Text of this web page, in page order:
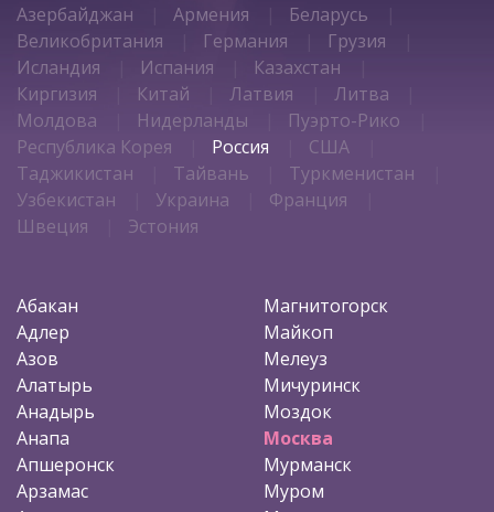
Азербайджан Армения
Беларусь
Великобритания
Германия
Грузия
Исландия
Испания
Казахстан
Киргизия
Китай Латвия
Литва
Молдова
Нидерланды
Пуэрто-Рико
Республика Корея
Россия
США
Таджикистан
Тайвань
Туркменистан
Узбекистан
Украина
Франция
Швеция
Эстония
Абакан
Адлер
Азов
Алатырь
Анадырь
Анапа
Апшеронск
Арзамас
Магнитогорск
Майкоп
Мелеуз
Мичуринск
Моздок
Москва
Мурманск
Муром